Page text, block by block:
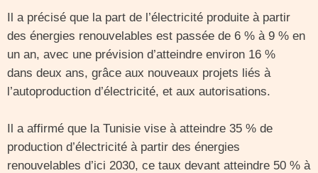
Il a précisé que la part de l’électricité produite à partir
des énergies renouvelables est passée de 6 % à 9 % en
un an, avec une prévision d’atteindre environ 16 %
dans deux ans, grâce aux nouveaux projets liés à
l’autoproduction d’électricité, et aux autorisations.
Il a affirmé que la Tunisie vise à atteindre 35 % de
production d’électricité à partir des énergies
renouvelables d’ici 2030, ce taux devant atteindre 50 % à